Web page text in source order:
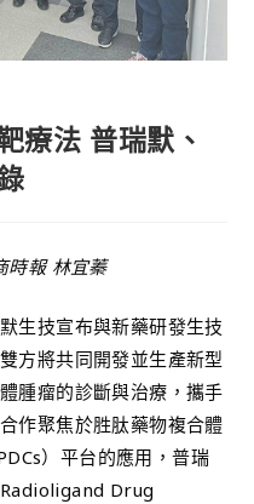
療法 普瑞默、
時報 林宜蓁
生技宣布與新藥研發生技
方將共同開發並生產新型
腫瘤的診斷與治療，攜手
作聚焦於胜肽藥物複合體
）平台的應用，普瑞
Drug